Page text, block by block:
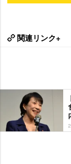
関連リンク+